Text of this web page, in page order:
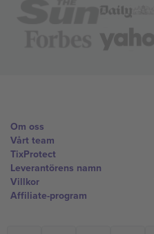
Om oss
Vårt team
TixProtect
Leverantörens namn
Villkor
Affiliate-program